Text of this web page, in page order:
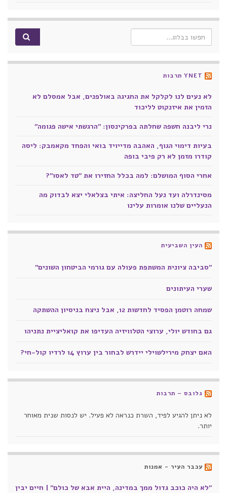
Search for:
YNET תרבות
לא נעים לנו לקלקל את החגיגה באולפנים, אבל אמסלם לא
הזמין את איזנקוט לליכוד
נרי ליבנה חשפה שחלתה בפרקינסון: "הרגשתי אישה פגומה"
בעיות דימוי הגוף, האהבה מדייויד בואי והפחד מקאמבק: ליסה
קודרו מזמן לא רק פיבי בופה
אחרי הסוף המושלם: למה בכלל החזירו את "טד לאסו"?
מסינדרלה ועד נעל החליצה: איתי בצלאלי יצא לבדוק מה
הנעליים שלנו אומרות עלינו
העין השביעית
"סביבה ציונית המשתפת פעולה עם גורמי הביטחון השונים"
שערי העיתונים
שמחה רוטמן הפסיד לחדשות 12, אבל ניצח בניסיון ההשתקה
גם בחודש יולי, ערוצי הטלוויזיה העדיפו את קואליציית נתניהו
האם יצחק מירילשוילי יידרש לבחור בין ערוץ 14 לרדיו קול-חי?
גלובס – תרבות
לא ניתן להגיע לפיד, השרת כנראה לא פעיל. יש לנסות שנית מאוחר
יותר.
עכבר העיר - אמנות
"לא היה כוכב גדול ממך במדינה, היית אבא של כולם" | חיים יבין